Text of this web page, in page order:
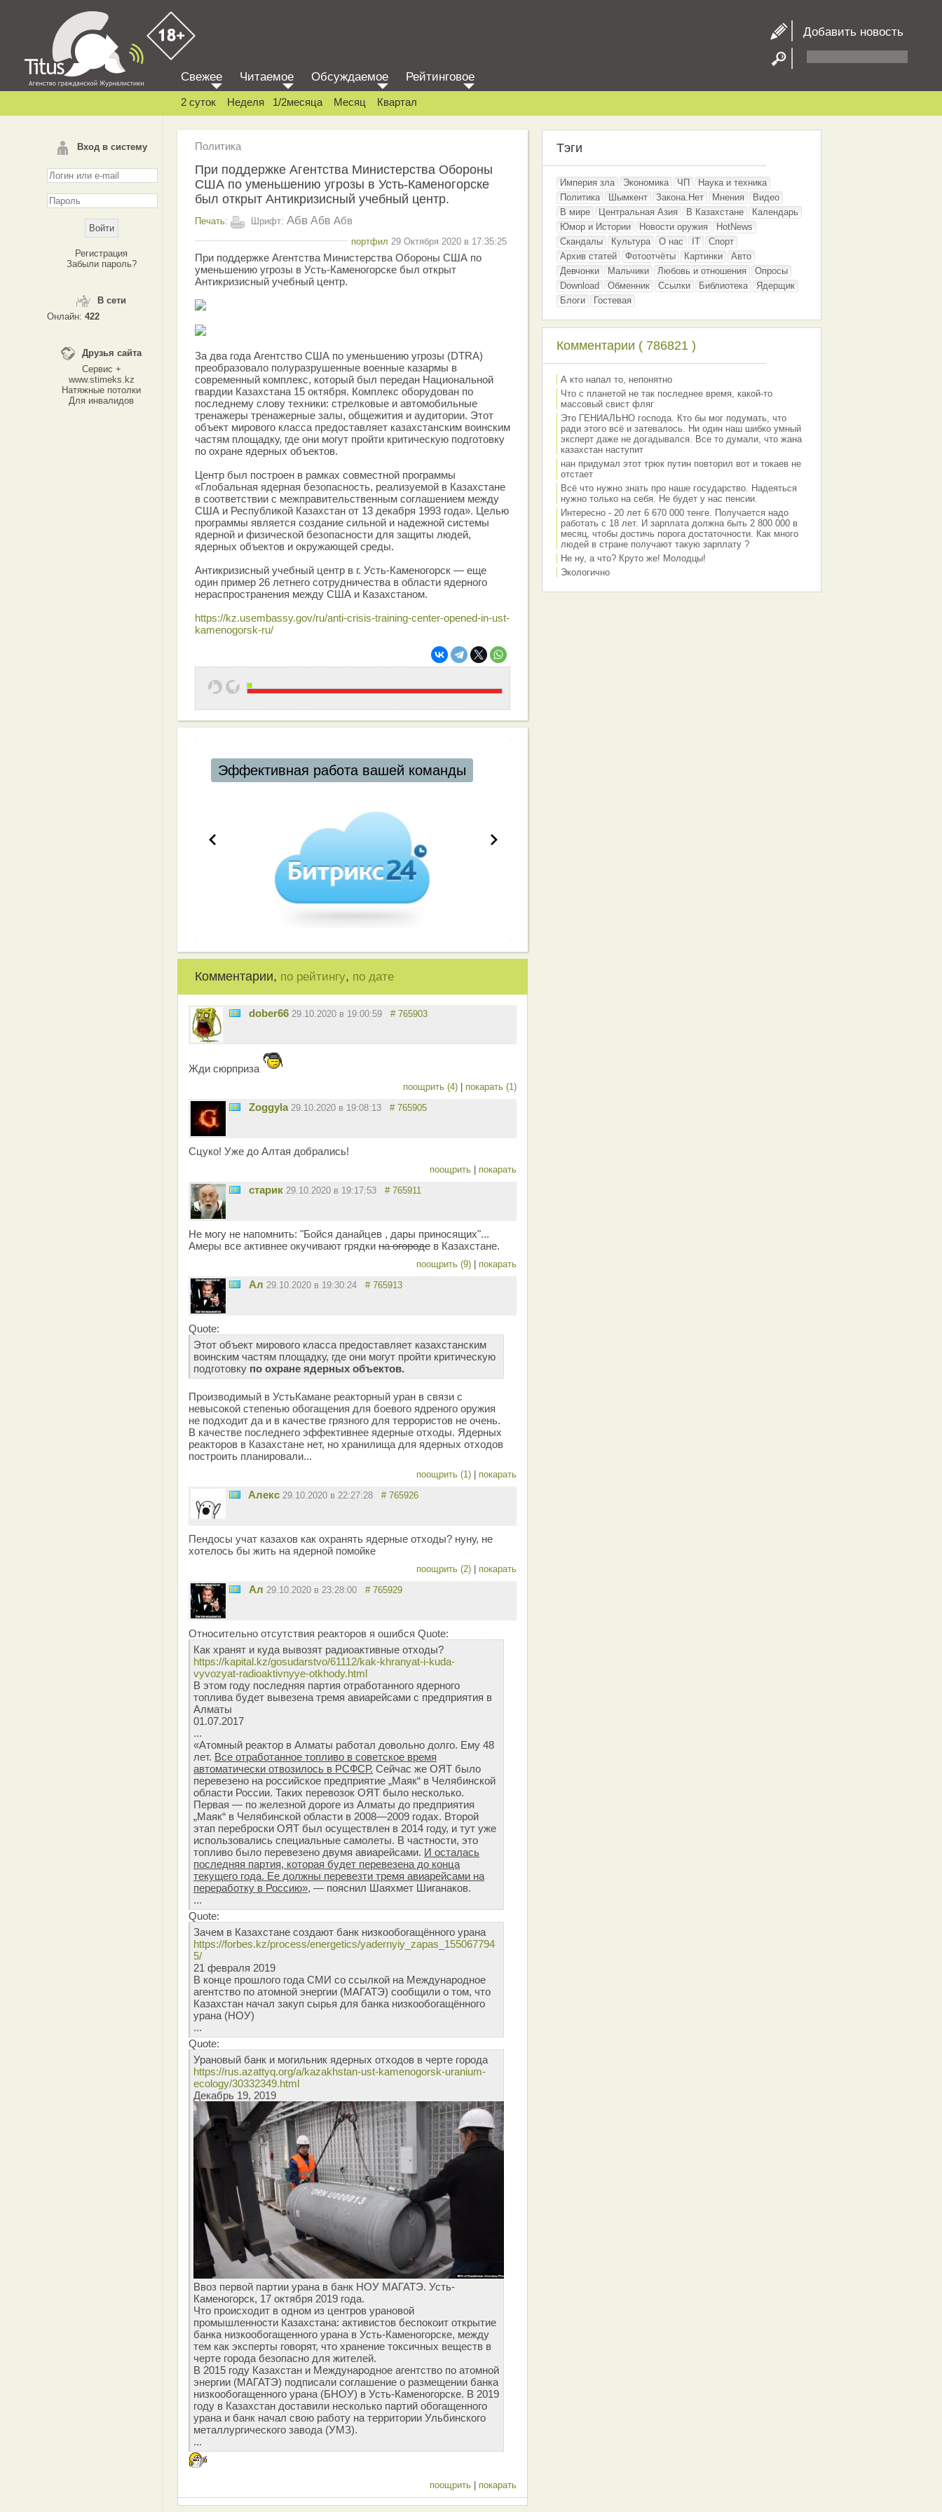
Добавить новость
Вход в систему
Регистрация
Забыли пароль?
В сети
Онлайн: 422
Друзья сайта
Сервис +
www.stimeks.kz
Натяжные потолки
Для инвалидов
Свежее Читаемое Обсуждаемое Рейтинговое
2 суток Неделя 1/2месяца Месяц Квартал
Политика
При поддержке Агентства Министерства Обороны
США по уменьшению угрозы в Усть-Каменогорске
был открыт Антикризисный учебный центр.
Печать: Шрифт: Абв Абв Абв
портфил 29 Октября 2020 в 17:35:25
При поддержке Агентства Министерства Обороны США по
уменьшению угрозы в Усть-Каменогорске был открыт
Антикризисный учебный центр.
За два года Агентство США по уменьшению угрозы (DTRA)
преобразовало полуразрушенные военные казармы в
современный комплекс, который был передан Национальной
гвардии Казахстана 15 октября. Комплекс оборудован по
последнему слову техники: стрелковые и автомобильные
тренажеры тренажерные залы, общежития и аудитории. Этот
объект мирового класса предоставляет казахстанским воинским
частям площадку, где они могут пройти критическую подготовку
по охране ядерных объектов.
Центр был построен в рамках совместной программы
«Глобальная ядерная безопасность, реализуемой в Казахстане
в соответствии с межправительственным соглашением между
США и Республикой Казахстан от 13 декабря 1993 года». Целью
программы является создание сильной и надежной системы
ядерной и физической безопасности для защиты людей,
ядерных объектов и окружающей среды.
Антикризисный учебный центр в г. Усть-Каменогорск — еще
один пример 26 летнего сотрудничества в области ядерного
нераспространения между США и Казахстаном.
https://kz.usembassy.gov/ru/anti-crisis-training-center-opened-in-ust-
kamenogorsk-ru/
Эффективная работа вашей команды
Комментарии, по рейтингу, по дате
dober66 29.10.2020 в 19:00:59 # 765903
Жди сюрприза
поощрить (4) покарать (1)
Zoggyla 29.10.2020 в 19:08:13 # 765905
Сцуко! Уже до Алтая добрались!
поощрить покарать
старик 29.10.2020 в 19:17:53 # 765911
Не могу не напомнить: "Бойся данайцев , дары приносящих"...
Амеры все активнее окучивают грядки на огороде в Казахстане.
поощрить (9) покарать
Ал 29.10.2020 в 19:30:24 # 765913
Quote:
Этот объект мирового класса предоставляет казахстанским
воинским частям площадку, где они могут пройти критическую
подготовку по охране ядерных объектов.
Производимый в УстьКамане реакторный уран в связи с
невысокой степенью обогащения для боевого ядреного оружия
не подходит да и в качестве грязного для террористов не очень.
В качестве последнего эффективнее ядерные отходы. Ядерных
реакторов в Казахстане нет, но хранилища для ядерных отходов
построить планировали...
поощрить (1) покарать
Aлекс 29.10.2020 в 22:27:28 # 765926
Пендосы учат казахов как охранять ядерные отходы? нуну, не
хотелось бы жить на ядерной помойке
поощрить (2) покарать
Ал 29.10.2020 в 23:28:00 # 765929
Относительно отсутствия реакторов я ошибся Quote:
Как хранят и куда вывозят радиоактивные отходы?
https://kapital.kz/gosudarstvo/61112/kak-khranyat-i-kuda-
vyvozyat-radioaktivnyye-otkhody.html
В этом году последняя партия отработанного ядерного
топлива будет вывезена тремя авиарейсами с предприятия в
Алматы
01.07.2017
...
«Атомный реактор в Алматы работал довольно долго. Ему 48
лет. Все отработанное топливо в советское время
автоматически отвозилось в РСФСР. Сейчас же ОЯТ было
перевезено на российское предприятие „Маяк“ в Челябинской
области России. Таких перевозок ОЯТ было несколько.
Первая — по железной дороге из Алматы до предприятия
„Маяк“ в Челябинской области в 2008—2009 годах. Второй
этап переброски ОЯТ был осуществлен в 2014 году, и тут уже
использовались специальные самолеты. В частности, это
топливо было перевезено двумя авиарейсами. И осталась
последняя партия, которая будет перевезена до конца
текущего года. Ее должны перевезти тремя авиарейсами на
переработку в Россию», — пояснил Шаяхмет Шиганаков.
...
Quote:
Зачем в Казахстане создают банк низкообогащённого урана
https://forbes.kz/process/energetics/yadernyiy_zapas_155067794
5/
21 февраля 2019
В конце прошлого года СМИ со ссылкой на Международное
агентство по атомной энергии (МАГАТЭ) сообщили о том, что
Казахстан начал закуп сырья для банка низкообогащённого
урана (НОУ)
...
Quote:
Урановый банк и могильник ядерных отходов в черте города
https://rus.azattyq.org/a/kazakhstan-ust-kamenogorsk-uranium-
ecology/30332349.html
Декабрь 19, 2019
Ввоз первой партии урана в банк НОУ МАГАТЭ. Усть-
Каменогорск, 17 октября 2019 года.
Что происходит в одном из центров урановой
промышленности Казахстана: активистов беспокоит открытие
банка низкообогащенного урана в Усть-Каменогорске, между
тем как эксперты говорят, что хранение токсичных веществ в
черте города безопасно для жителей.
В 2015 году Казахстан и Международное агентство по атомной
энергии (МАГАТЭ) подписали соглашение о размещении банка
низкообогащенного урана (БНОУ) в Усть-Каменогорске. В 2019
году в Казахстан доставили несколько партий обогащенного
урана и банк начал свою работу на территории Ульбинского
металлургического завода (УМЗ).
...
поощрить покарать
Тэги
Империя зла Экономика ЧП
Наука и техника
Политика
Шымкент Закона.Нет Мнения
Видео
В мире
Центральная Азия В Казахстане
Календарь
Юмор и Истории
Новости оружия
HotNews
Скандалы
Культура О нас IT
Спорт
Архив статей
Фотоотчёты Картинки
Авто
Девчонки
Мальчики Любовь и отношения
Опросы
Download
Обменник Ссылки Библиотека
Ядерщик
Блоги
Гостевая
Комментарии ( 786821 )
А кто напал то, непонятно
Что с планетой не так последнее время, какой-то
массовый свист фляг
Это ГЕНИАЛЬНО господа. Кто бы мог подумать, что
ради этого всё и затевалось. Ни один наш шибко умный
эксперт даже не догадывался. Все то думали, что жана
казахстан наступит
нан придумал этот трюк путин повторил вот и токаев не
отстает
Всё что нужно знать про наше государство. Надеяться
нужно только на себя. Не будет у нас пенсии.
Интересно - 20 лет 6 670 000 тенге. Получается надо
работать с 18 лет. И зарплата должна быть 2 800 000 в
месяц, чтобы достичь порога достаточности. Как много
людей в стране получают такую зарплату ?
Не ну, а что? Круто же! Молодцы!
Экологично